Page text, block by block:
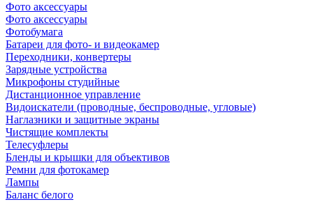
Фото аксессуары
Фото аксессуары
Фотобумага
Батареи для фото- и видеокамер
Переходники, конвертеры
Зарядные устройства
Микрофоны студийные
Дистанционное управление
Видоискатели (проводные, беспроводные, угловые)
Наглазники и защитные экраны
Чистящие комплекты
Телесуфлеры
Бленды и крышки для объективов
Ремни для фотокамер
Лампы
Баланс белого